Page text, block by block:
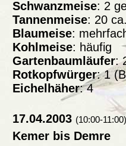
Schwanzmeise: 2
Tannenmeise: 20 ca.
Blaumeise:
Kohlmeise: häufig
Gartenbaumläufer:
Rotkopfwürger: 1
Eichelhäher: 4
17.04.2003 (10:00-11:00)
Kemer bis Demre